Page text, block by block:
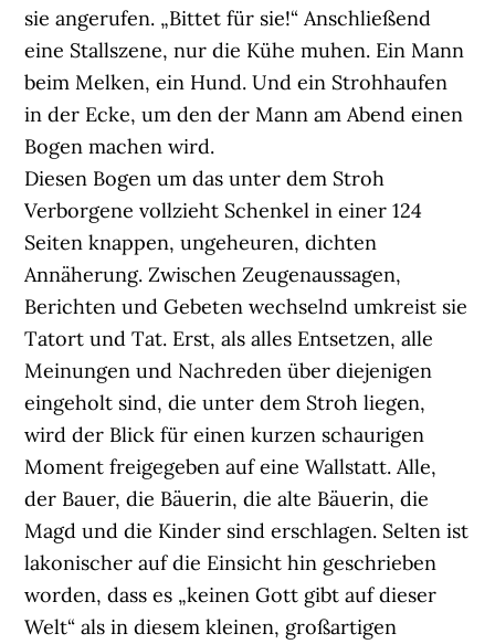
sie angerufen. „Bittet für sie!“ Anschließend
eine Stallszene, nur die Kühe muhen. Ein Mann
beim Melken, ein Hund. Und ein Strohhaufen
in der Ecke, um den der Mann am Abend einen
Bogen machen wird.
Diesen Bogen um das unter dem Stroh
Verborgene vollzieht Schenkel in einer 124
Seiten knappen, ungeheuren, dichten
Annäherung. Zwischen Zeugenaussagen,
Berichten und Gebeten wechselnd umkreist sie
Tatort und Tat. Erst, als alles Entsetzen, alle
Meinungen und Nachreden über diejenigen
eingeholt sind, die unter dem Stroh liegen,
wird der Blick für einen kurzen schaurigen
Moment freigegeben auf eine Wallstatt. Alle,
der Bauer, die Bäuerin, die alte Bäuerin, die
Magd und die Kinder sind erschlagen. Selten ist
lakonischer auf die Einsicht hin geschrieben
worden, dass es „keinen Gott gibt auf dieser
Welt“ als in diesem kleinen, großartigen